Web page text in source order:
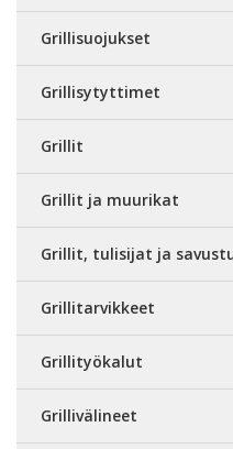
Grillisuojukset
Grillisytyttimet
Grillit
Grillit ja muurikat
Grillit, tulisijat ja
Grillitarvikkeet
Grillityökalut
Grillivälineet